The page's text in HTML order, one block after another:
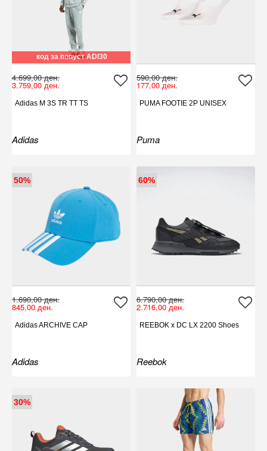
код за попуст ADI30
4.699,00 ден.
3.759,00 ден.
Adidas M 3S TR TT TS
Adidas
590,00 ден.
177,00 ден.
PUMA FOOTIE 2P UNISEX
Puma
50%
1.690,00 ден.
845,00 ден.
Adidas ARCHIVE CAP
Adidas
60%
6.790,00 ден.
2.716,00 ден.
REEBOK x DC LX 2200 Shoes
Reebok
30%